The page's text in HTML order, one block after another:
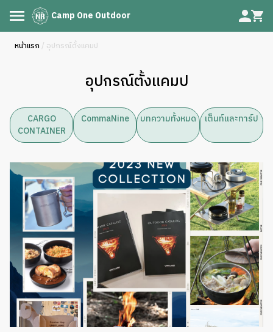
Camp One Outdoor
หน้าแรก / อุปกรณ์ตั้งแคมป
อุปกรณ์ตั้งแคมป
CARGO
CONTAINER
CommaNine บทความทั้งหมด เต็นท์และทาร์ป